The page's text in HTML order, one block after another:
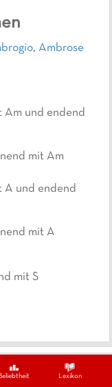
Lexikon
, Ambrose
Am und endend
mit Am
A und endend
mit A
mit S
Kontakt